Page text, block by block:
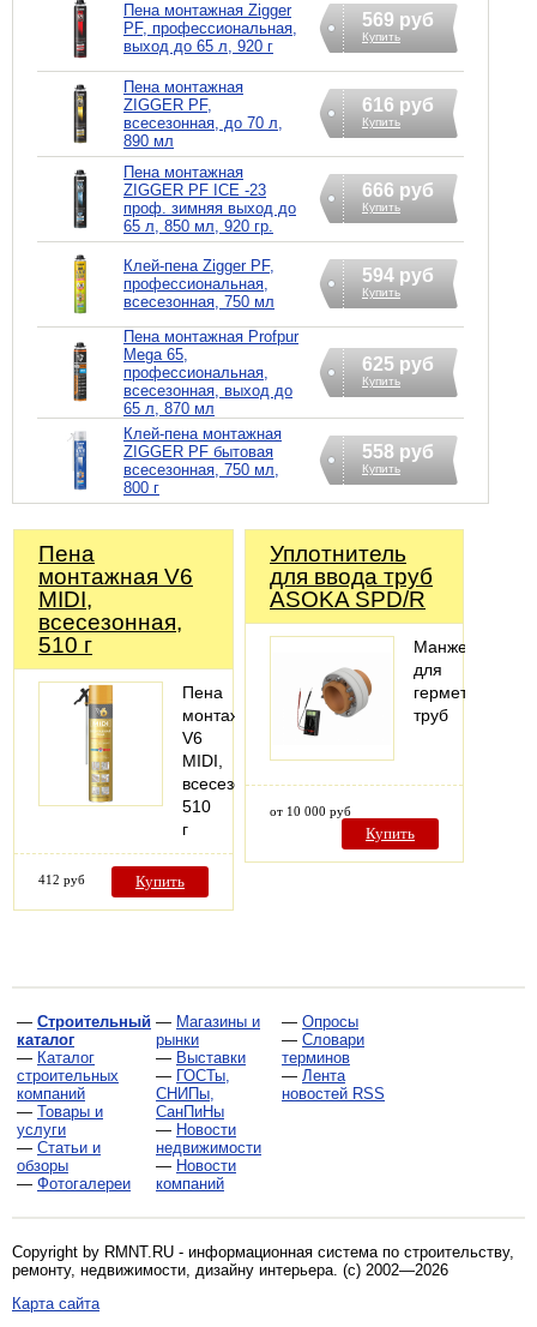
Пена монтажная Zigger
PF, профессиональная,
выход до 65 л, 920 г
569 руб
Купить
Пена монтажная
ZIGGER PF,
всесезонная, до 70 л,
890 мл
616 руб
Купить
Пена монтажная
ZIGGER PF ICE -23
проф. зимняя выход до
65 л, 850 мл, 920 гр.
666 руб
Купить
Клей-пена Zigger PF,
профессиональная,
всесезонная, 750 мл
594 руб
Купить
Пена монтажная Profpur
Mega 65,
профессиональная,
всесезонная, выход до
65 л, 870 мл
625 руб
Купить
Клей-пена монтажная
ZIGGER PF бытовая
всесезонная, 750 мл,
800 г
558 руб
Купить
Пена
монтажная V6
MIDI,
всесезонная,
510 г
Пена
монтажная
V6
MIDI,
всесезонная,
510
г
412 руб Купить
Уплотнитель
для ввода труб
ASOKA SPD/R
Манжета
для
герметизации
труб
от 10 000 руб
Купить
— Строительный
каталог
— Каталог
строительных
компаний
— Товары и
услуги
— Статьи и
обзоры
— Фотогалереи
— Магазины и
рынки
— Выставки
— ГОСТы,
СНИПы,
СанПиНы
— Новости
недвижимости
— Новости
компаний
— Опросы
— Словари
терминов
— Лента
новостей RSS
Copyright by RMNT.RU - информационная система по строительству,
ремонту, недвижимости, дизайну интерьера. (c) 2002—2026
Карта сайта